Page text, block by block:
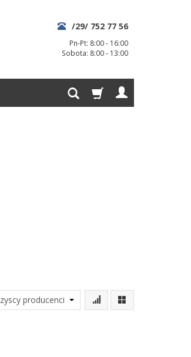
/29/ 752 77 56
Pn-Pt: 8:00 - 16:00
Sobota: 8:00 - 13:00